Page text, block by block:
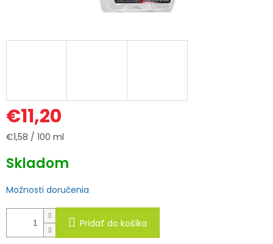
€11,20
Jednotková
€1,58 / 100 ml
Skladom
Možnosti doručenia
Pridať do košíka